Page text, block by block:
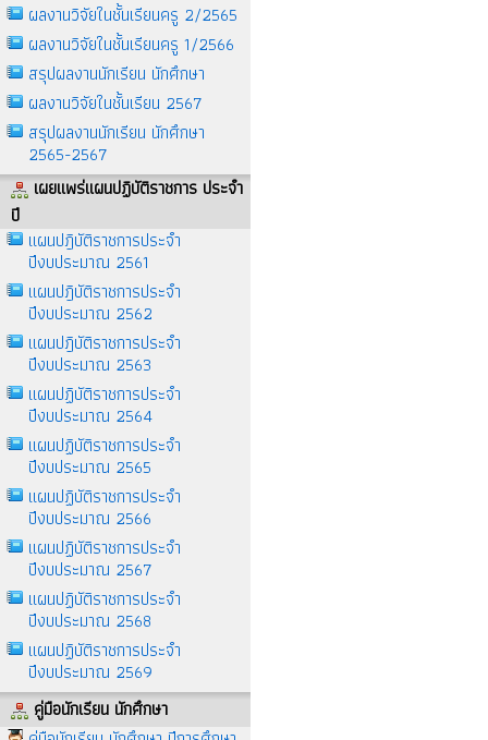
ผลงานวิจัยในชั้นเรียนครู 2/2565
ผลงานวิจัยในชั้นเรียนครู 1/2566
สรุปผลงานนักเรียน นักศึกษา
ผลงานวิจัยในชั้นเรียน 2567
สรุปผลงานนักเรียน นักศึกษา
2565-2567
เผยแพร่แผนปฏิบัติราชการ ประจำ
ปี
แผนปฎิบัติราชการประจำ
ปีงบประมาณ 2561
แผนปฎิบัติราชการประจำ
ปีงบประมาณ 2562
แผนปฎิบัติราชการประจำ
ปีงบประมาณ 2563
แผนปฏิบัติราชการประจำ
ปีงบประมาณ 2564
แผนปฏิบัติราชการประจำ
ปีงบประมาณ 2565
แผนปฏิบัติราชการประจำ
ปีงบประมาณ 2566
แผนปฏิบัติราชการประจำ
ปีงบประมาณ 2567
แผนปฏิบัติราชการประจำ
ปีงบประมาณ 2568
แผนปฏิบัติราชการประจำ
ปีงบประมาณ 2569
คู่มือนักเรียน นักศึกษา